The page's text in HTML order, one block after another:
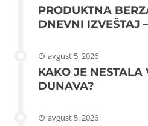
PRODUKTNA
DNEVNI IZVEŠTAJ
avgust 5, 2026
KAKO JE NESTALA
DUNAVA?
avgust 5, 2026